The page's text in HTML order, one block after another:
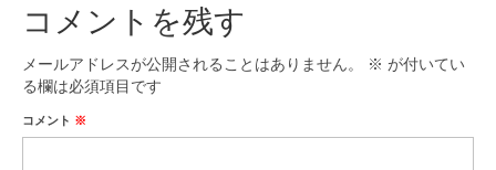
コメントを残す
メールアドレスが公開されることはありません。 ※ が付いてい
る欄は必須項目です
コメント ※